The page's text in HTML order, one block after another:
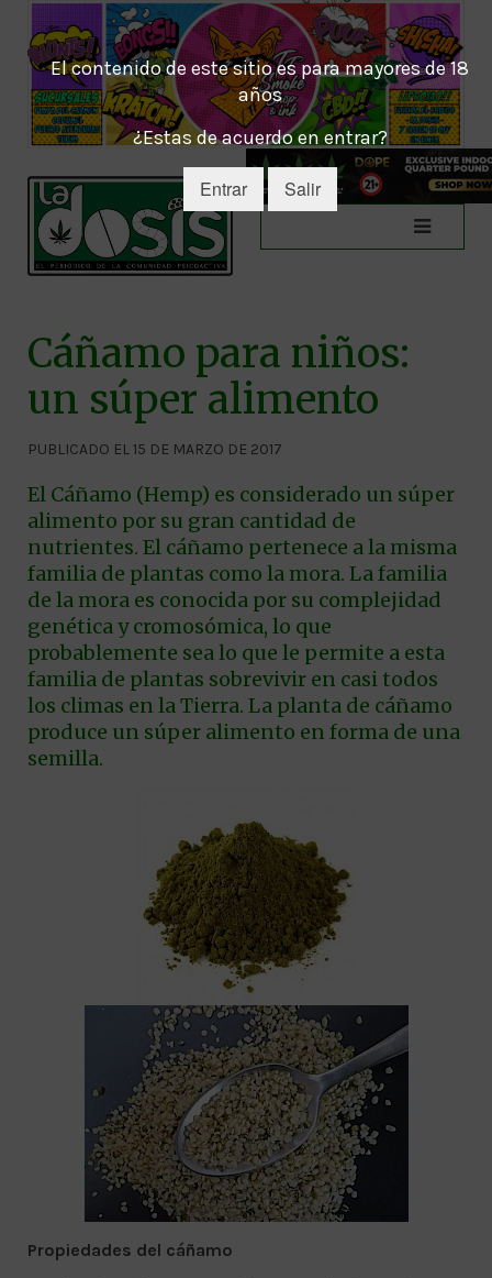
El contenido de este sitio es para mayores de 18
años
¿Estas de acuerdo en entrar?
Entrar Salir
Cáñamo para niños:
un súper alimento
PUBLICADO EL 15 DE MARZO DE 2017
El Cáñamo (Hemp) es considerado un súper
alimento por su gran cantidad de
nutrientes. El cáñamo pertenece a la misma
familia de plantas como la mora. La familia
de la mora es conocida por su complejidad
genética y cromosómica, lo que
probablemente sea lo que le permite a esta
familia de plantas sobrevivir en casi todos
los climas en la Tierra. La planta de cáñamo
produce un súper alimento en forma de una
semilla.
Propiedades del cáñamo